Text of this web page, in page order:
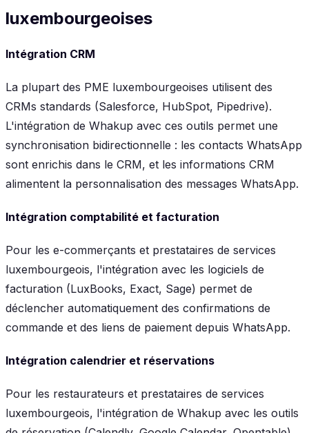
luxembourgeoises
Intégration CRM
La plupart des PME luxembourgeoises utilisent des
CRMs standards (Salesforce, HubSpot, Pipedrive).
L'intégration de Whakup avec ces outils permet une
synchronisation bidirectionnelle : les contacts WhatsApp
sont enrichis dans le CRM, et les informations CRM
alimentent la personnalisation des messages WhatsApp.
Intégration comptabilité et facturation
Pour les e-commerçants et prestataires de services
luxembourgeois, l'intégration avec les logiciels de
facturation (LuxBooks, Exact, Sage) permet de
déclencher automatiquement des confirmations de
commande et des liens de paiement depuis WhatsApp.
Intégration calendrier et réservations
Pour les restaurateurs et prestataires de services
luxembourgeois, l'intégration de Whakup avec les outils